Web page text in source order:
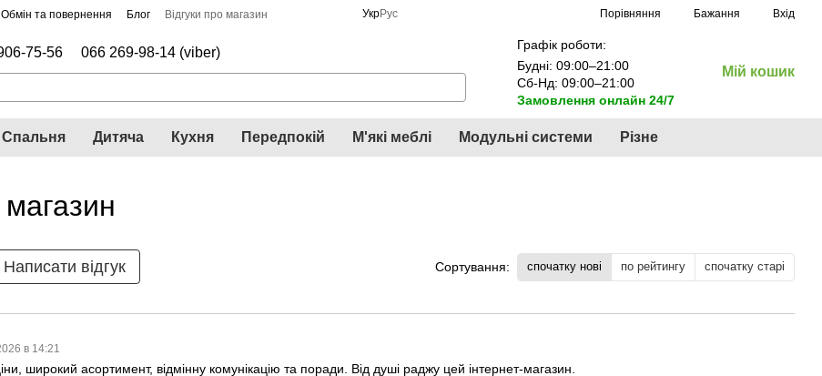
Обмін та повернення Блог Відгуки про магазин УкрРус Порівняння Бажання Вхід
75-56 066 269-98-14 (viber)
Графік роботи:
Будні: 09:00–21:00
Сб-Нд: 09:00–21:00
Замовлення онлайн 24/7
Мій кошик
Спальня Дитяча Кухня Передпокій М'які меблі Модульні системи Різне
магазин
Написати відгук Сортування: спочатку нові по рейтингу спочатку старі
в 14:21
широкий асортимент, відмінну комунікацію та поради. Від душі раджу цей інтернет-магазин.